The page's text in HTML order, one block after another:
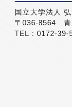
国立大学法人
〒036-8564 青
TEL：0172-